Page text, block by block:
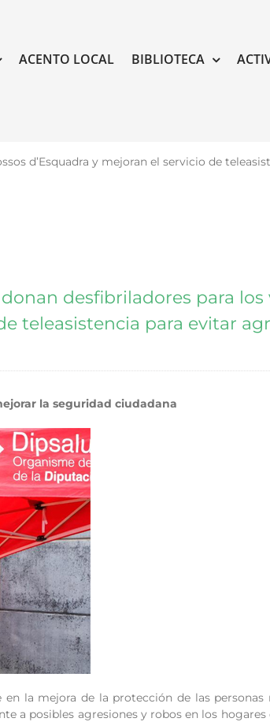
ACENTO LOCAL BIBLIOTECA
d’Esquadra y mejoran el servicio de
desfibriladores para los
teleasistencia para evitar
la seguridad ciudadana
la mejora de la protección de las
a posibles agresiones y robos en los